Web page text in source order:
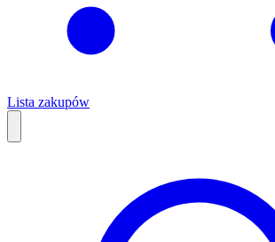
Lista zakupów